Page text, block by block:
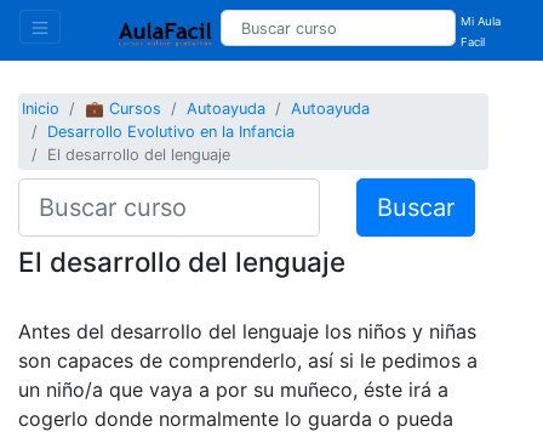
Mi Aula
Facil
Inicio 💼 Cursos Autoayuda
Autoayuda
Desarrollo Evolutivo en la Infancia
El desarrollo del lenguaje
Buscar
El desarrollo del lenguaje
Antes del desarrollo del lenguaje los niños y niñas
son capaces de comprenderlo, así si le pedimos a
un niño/a que vaya a por su muñeco, éste irá a
cogerlo donde normalmente lo guarda o pueda